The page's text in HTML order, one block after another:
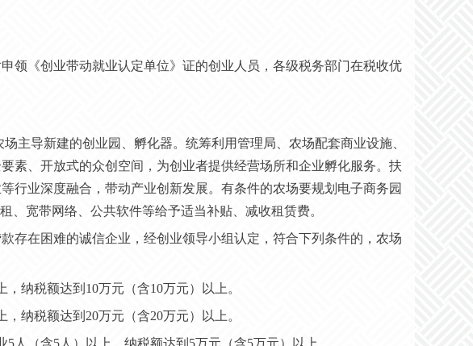
领《创业带动就业认定单位》证的创业人员，各级税务部门在税收优
主导新建的创业园、孵化器。统筹利用管理局、农场配套商业设施、
素、开放式的众创空间，为创业者提供经营场所和企业孵化服务。扶
行业深度融合，带动产业创新发展。有条件的农场要规划电子商务园
、宽带网络、公共软件等给予适当补贴、减收租赁费。
存在困难的诚信企业，经创业领导小组认定，符合下列条件的，农场
纳税额达到10万元（含10万元）以上。
纳税额达到20万元（含20万元）以上。
人（含5人）以上，纳税额达到5万元（含5万元）以上。